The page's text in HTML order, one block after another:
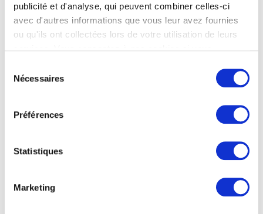
publicité et d'analyse, qui peuvent combiner celles-ci
avec d'autres informations que vous leur avez fournies
ou qu'ils ont collectées lors de votre utilisation de leurs
Nécessaires
Préférences
Statistiques
Marketing